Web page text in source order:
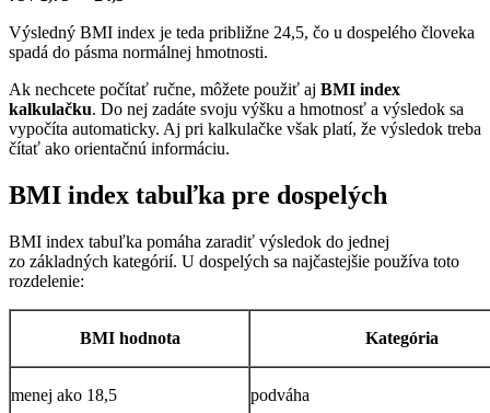
Výsledný BMI index je teda približne 24,5, čo u dospelého človeka
spadá do pásma normálnej hmotnosti.
Ak nechcete počítať ručne, môžete použiť aj BMI index
kalkulačku. Do nej zadáte svoju výšku a hmotnosť a výsledok sa
vypočíta automaticky. Aj pri kalkulačke však platí, že výsledok treba
čítať ako orientačnú informáciu.
BMI index tabuľka pre dospelých
BMI index tabuľka pomáha zaradiť výsledok do jednej
zo základných kategórií. U dospelých sa najčastejšie používa toto
rozdelenie:
BMI hodnota Kategória
menej ako 18,5 podváha